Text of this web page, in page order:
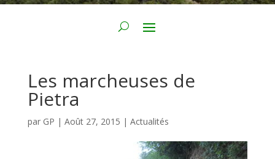
Les marcheuses de
Pietra
par GP | Août 27, 2015 | Actualités